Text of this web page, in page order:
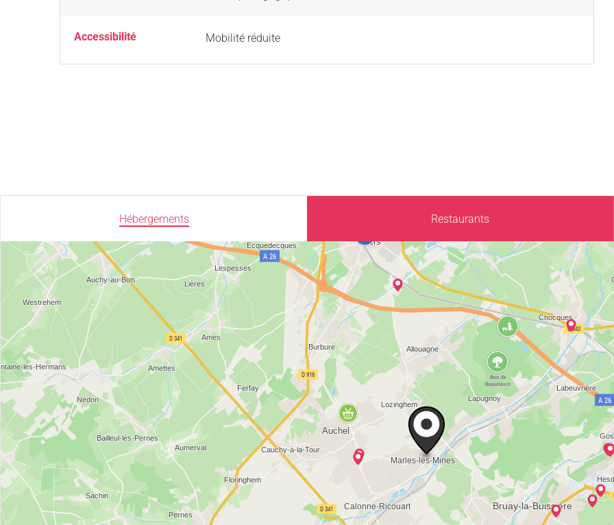
Accessibilité Mobilité réduite
Hébergements Restaurants